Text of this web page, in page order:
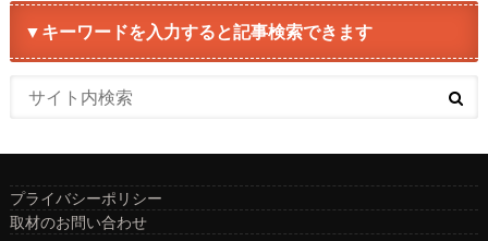
▼キーワードを入力すると記事検索できます
プライバシーポリシー
取材のお問い合わせ